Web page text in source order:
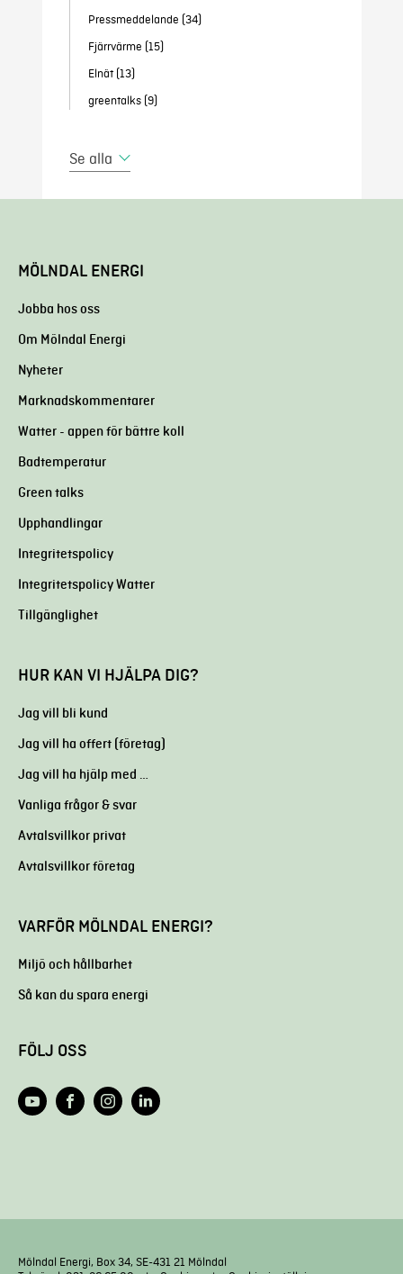
Pressmeddelande (34)
Fjärrvärme (15)
Elnät (13)
greentalks (9)
Se alla
MÖLNDAL ENERGI
Jobba hos oss
Om Mölndal Energi
Nyheter
Marknadskommentarer
Watter - appen för bättre koll
Badtemperatur
Green talks
Upphandlingar
Integritetspolicy
Integritetspolicy Watter
Tillgänglighet
HUR KAN VI HJÄLPA DIG?
Jag vill bli kund
Jag vill ha offert (företag)
Jag vill ha hjälp med …
Vanliga frågor & svar
Avtalsvillkor privat
Avtalsvillkor företag
VARFÖR MÖLNDAL ENERGI?
Miljö och hållbarhet
Så kan du spara energi
FÖLJ OSS
Mölndal Energi, Box 34, SE-431 21 Mölndal